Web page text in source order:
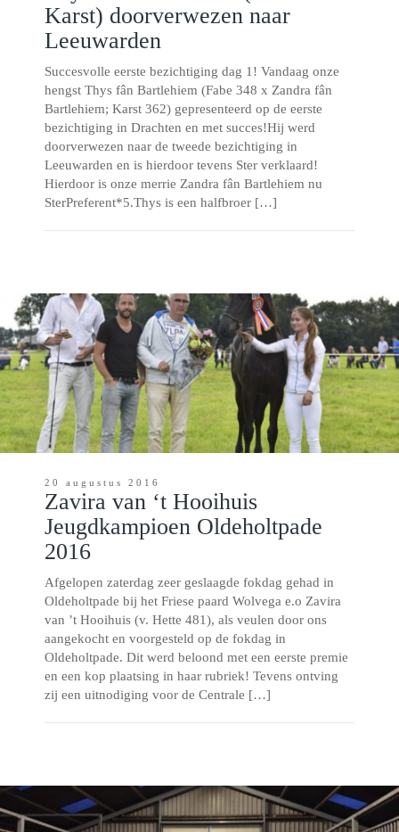
Karst) doorverwezen naar
Leeuwarden
Succesvolle eerste bezichtiging dag 1! Vandaag onze
hengst Thys fân Bartlehiem (Fabe 348 x Zandra fân
Bartlehiem; Karst 362) gepresenteerd op de eerste
bezichtiging in Drachten en met succes!Hij werd
doorverwezen naar de tweede bezichtiging in
Leeuwarden en is hierdoor tevens Ster verklaard!
Hierdoor is onze merrie Zandra fân Bartlehiem nu
SterPreferent*5.Thys is een halfbroer […]
20 augustus 2016
Zavira van ‘t Hooihuis
Jeugdkampioen Oldeholtpade
2016
Afgelopen zaterdag zeer geslaagde fokdag gehad in
Oldeholtpade bij het Friese paard Wolvega e.o Zavira
van ’t Hooihuis (v. Hette 481), als veulen door ons
aangekocht en voorgesteld op de fokdag in
Oldeholtpade. Dit werd beloond met een eerste premie
en een kop plaatsing in haar rubriek! Tevens ontving
zij een uitnodiging voor de Centrale […]